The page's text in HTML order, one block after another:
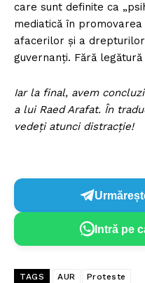
care sunt definite ca
mediatică în
afacerilor și a
guvernanți. Fără legătură
Iar la final, avem
a lui Raed Arafat. În
vedeți atunci distracție!
Intră pe
TAGS AUR Proteste